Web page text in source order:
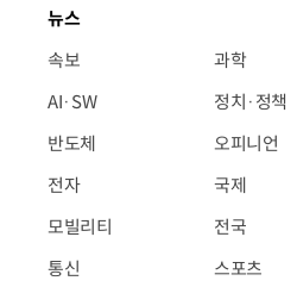
뉴스
속보
AI·SW
반도체
전자
모빌리티
통신
과학
정치·정책
오피니언
국제
전국
스포츠